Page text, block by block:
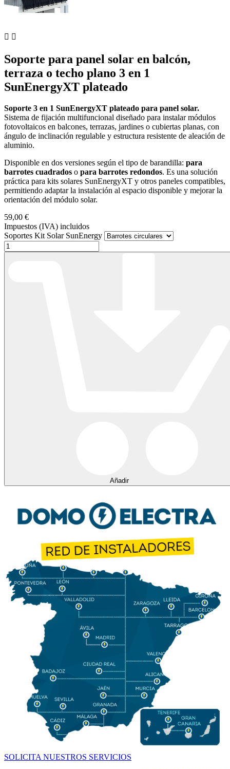
 
Soporte para panel solar en balcón,
terraza o techo plano 3 en 1
SunEnergyXT plateado
Soporte 3 en 1 SunEnergyXT plateado para panel solar.
Sistema de fijación multifuncional diseñado para instalar módulos
fotovoltaicos en balcones, terrazas, jardines o cubiertas planas, con
ángulo de inclinación regulable y estructura resistente de aleación de
aluminio.
Disponible en dos versiones según el tipo de barandilla: para
barrotes cuadrados o para barrotes redondos. Es una solución
práctica para kits solares SunEnergyXT y otros paneles compatibles,
permitiendo adaptar la instalación al espacio disponible y mejorar la
orientación del módulo solar.
59,00 €
Impuestos (IVA) incluidos
Soportes Kit Solar SunEnergy
Añadir
SOLICITA NUESTROS SERVICIOS